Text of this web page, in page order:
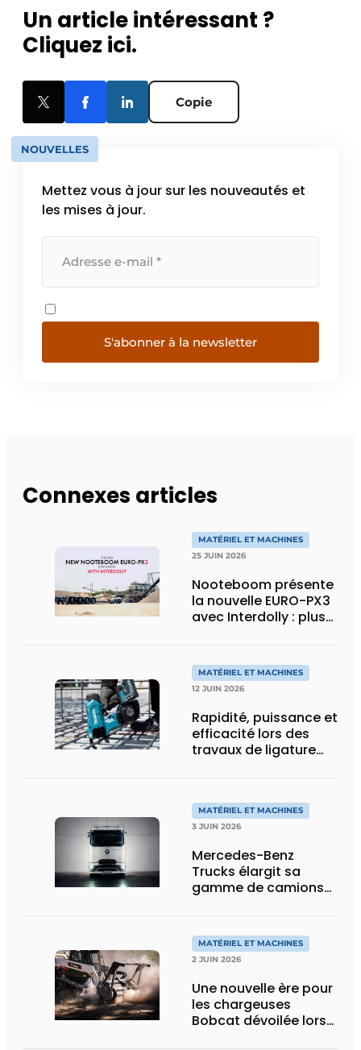
Un article intéressant ?
Cliquez ici.
Copie
NOUVELLES
Mettez vous à jour sur les nouveautés et
les mises à jour.
S'abonner à la newsletter
Connexes articles
MATÉRIEL ET MACHINES
25 JUIN 2026
Nooteboom présente
la nouvelle EURO-PX3
avec Interdolly : plus
transport spécial
MATÉRIEL ET MACHINES
12 JUIN 2026
Rapidité, puissance et
efficacité lors des
travaux de ligature
MATÉRIEL ET MACHINES
3 JUIN 2026
Mercedes-Benz
Trucks élargit sa
gamme de camions
eActros Lowliner
MATÉRIEL ET MACHINES
2 JUIN 2026
Une nouvelle ère pour
les chargeuses
Bobcat dévoilée lors